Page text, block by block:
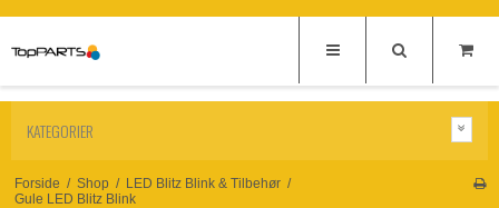
KATEGORIER
Forside / Shop / LED Blitz Blink & Tilbehør /
Gule LED Blitz Blink